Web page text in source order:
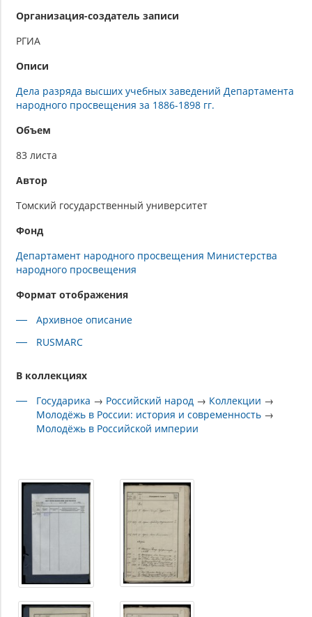
Организация-создатель записи
РГИА
Описи
Дела разряда высших учебных заведений Департамента
народного просвещения за 1886-1898 гг.
Объем
83 листа
Автор
Томский государственный университет
Фонд
Департамент народного просвещения Министерства
народного просвещения
Формат отображения
Архивное описание
RUSMARC
В коллекциях
Государика → Российский народ → Коллекции →
Молодёжь в России: история и современность →
Молодёжь в Российской империи